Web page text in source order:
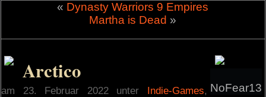
« Dynasty Warriors 9 Empires
Martha is Dead »
NoFear13
Arctico
am 23. Februar 2022 unter Indie-Games,